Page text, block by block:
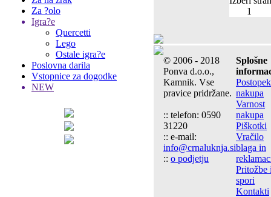
Za ?olo
Igra?e
Quercetti
Lego
Ostale igra?e
Poslovna darila
Vstopnice za dogodke
NEW
1
© 2006 - 2018
Ponva d.o.o.,
Kamnik. Vse
pravice pridržane.
:: telefon: 0590
31220
:: e-mail:
info@crnaluknja.si
:: o podjetju
Splošne
Postopek
nakupa
Varnost
nakupa
Piškotki
Vračilo
blaga in
Pritožbe
spori
Kontakti